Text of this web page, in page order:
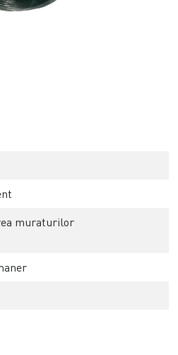
muraturilor